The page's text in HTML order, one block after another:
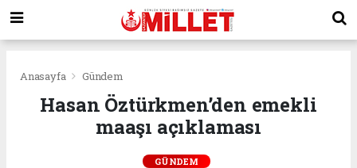
Anasayfa Gündem
Hasan Öztürkmen’den emekli
maaşı açıklaması
GÜNDEM